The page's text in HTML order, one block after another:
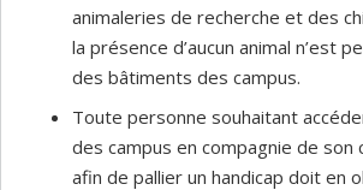
animaleries de recherche et des
la présence d’aucun animal n’est
des bâtiments des campus.
Toute personne souhaitant
des campus en compagnie de son
afin de pallier un handicap doit en